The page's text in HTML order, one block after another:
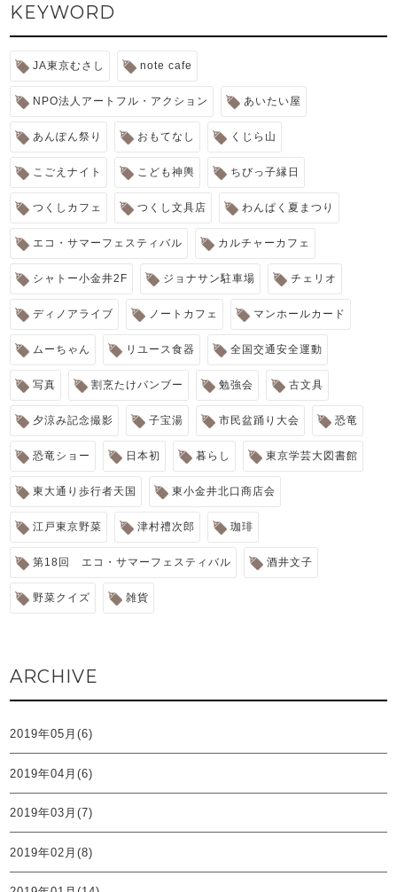
KEYWORD
JA東京むさし note cafe
NPO法人アートフル・アクション あいたい屋
あんぽん祭り おもてなし くじら山
こごえナイト こども神輿 ちびっ子縁日
つくしカフェ つくし文具店 わんぱく夏まつり
エコ・サマーフェスティバル カルチャーカフェ
シャトー小金井2F ジョナサン駐車場 チェリオ
ディノアライブ ノートカフェ マンホールカード
ムーちゃん リユース食器 全国交通安全運動
写真 割烹たけバンブー 勉強会 古文具
夕涼み記念撮影 子宝湯 市民盆踊り大会 恐竜
恐竜ショー 日本初 暮らし 東京学芸大図書館
東大通り歩行者天国 東小金井北口商店会
江戸東京野菜 津村禮次郎 珈琲
第18回 エコ・サマーフェスティバル 酒井文子
野菜クイズ 雑貨
ARCHIVE
2019年05月(6)
2019年04月(6)
2019年03月(7)
2019年02月(8)